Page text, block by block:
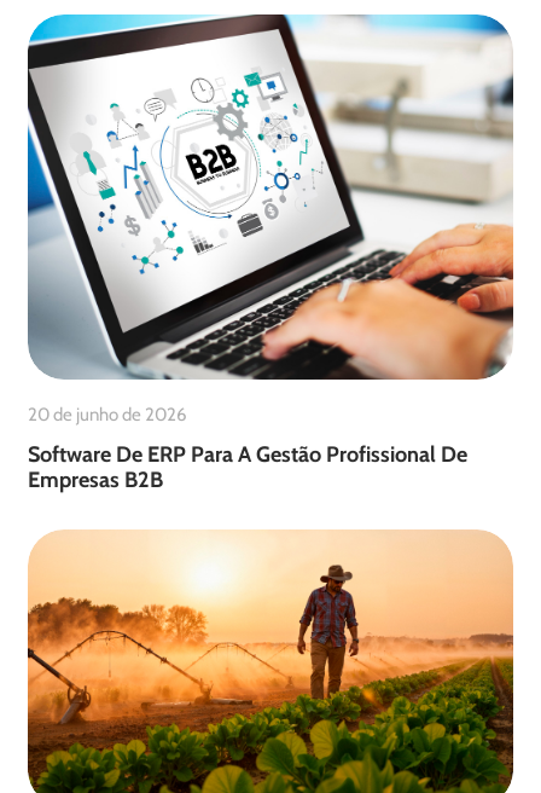
20 de junho de 2026
Software De ERP Para A Gestão Profissional De
Empresas B2B